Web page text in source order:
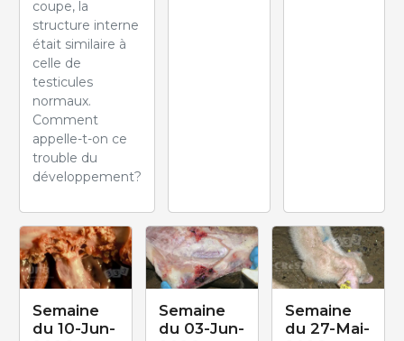
coupe, la
structure interne
était similaire à
celle de
testicules
normaux.
Comment
appelle-t-on ce
trouble du
développement?
Semaine
du 10-Jun-
Semaine
du 03-Jun-
Semaine
du 27-Mai-